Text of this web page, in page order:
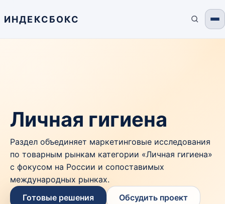
ИНДЕКСБОКС
Личная гигиена
Раздел объединяет маркетинговые исследования
по товарным рынкам категории «Личная гигиена»
с фокусом на России и сопоставимых
международных рынках.
Готовые решения
Обсудить проект